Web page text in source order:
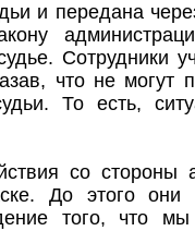
и передана
Сотрудники
что не могут
То есть,
со стороны
До этого они
того, что мы